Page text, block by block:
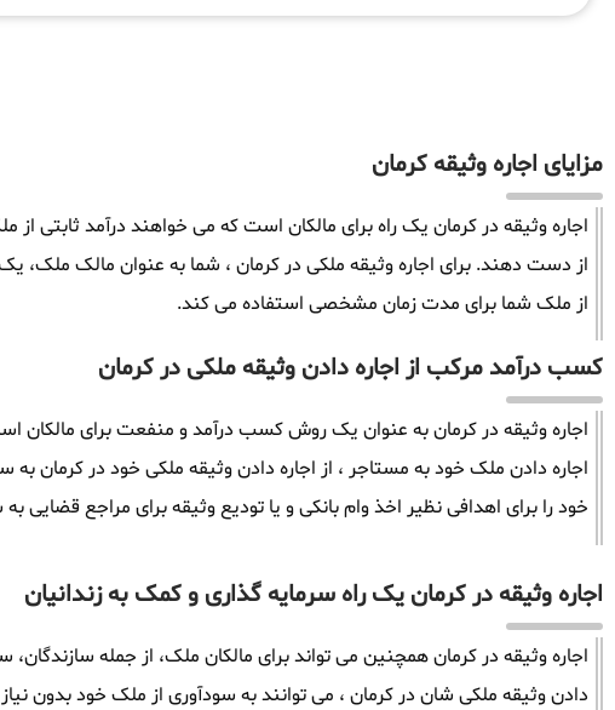
مزایای اجاره وثیقه کرمان
اجاره وثیقه در کرمان یک راه برای مالکان است که می خواهند درآمد ثابتی
از دست دهند. برای اجاره وثیقه ملکی در کرمان ، شما به عنوان مالک ملک،
از ملک شما برای مدت زمان مشخصی استفاده می کند.
کسب درآمد مرکب از اجاره دادن وثیقه ملکی در کرمان
اجاره وثیقه در کرمان به عنوان یک روش کسب درآمد و منفعت برای مالکان
اجاره دادن ملک خود به مستاجر ، از اجاره دادن وثیقه ملکی خود در کرمان به
خود را برای اهدافی نظیر اخذ وام بانکی و یا تودیع وثیقه برای مراجع قضایی به
اجاره وثیقه در کرمان یک راه سرمایه گذاری و کمک به زندانیان
اجاره وثیقه در کرمان همچنین می تواند برای مالکان ملک، از جمله
دادن وثیقه ملکی شان در کرمان ، می توانند به سودآوری از ملک خود بدون